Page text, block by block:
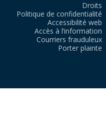
Droits
Politique de confidentialité
Accessibilité web
Accès à l’information
Courriers frauduleux
Porter plainte